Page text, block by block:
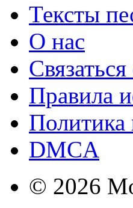
Тексты
О нас
Правила
Политика
DMCA
© 2026